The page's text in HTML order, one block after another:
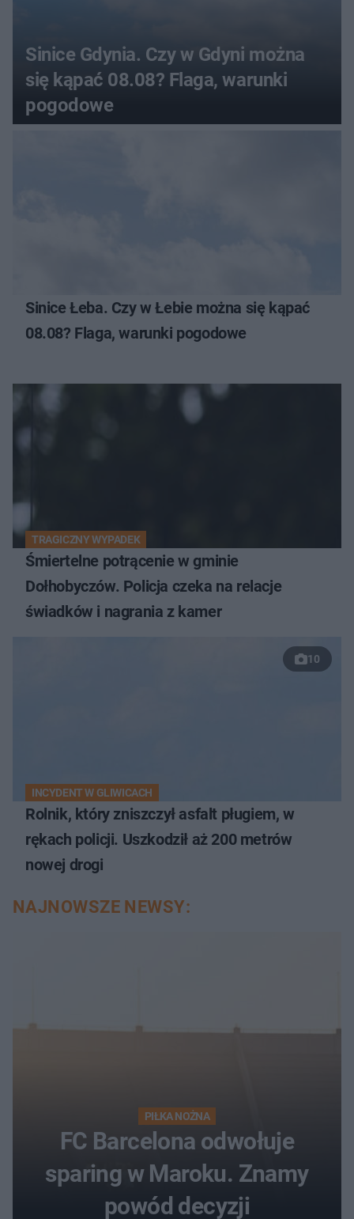
Sinice Gdynia. Czy w Gdyni można
się kąpać 08.08? Flaga, warunki
pogodowe
Sinice Łeba. Czy w Łebie można się kąpać
08.08? Flaga, warunki pogodowe
TRAGICZNY WYPADEK
Śmiertelne potrącenie w gminie
Dołhobyczów. Policja czeka na relacje
świadków i nagrania z kamer
10
INCYDENT W GLIWICACH
Rolnik, który zniszczył asfalt pługiem, w
rękach policji. Uszkodził aż 200 metrów
nowej drogi
NAJNOWSZE NEWSY:
PIŁKA NOŻNA
FC Barcelona odwołuje
sparing w Maroku. Znamy
powód decyzji